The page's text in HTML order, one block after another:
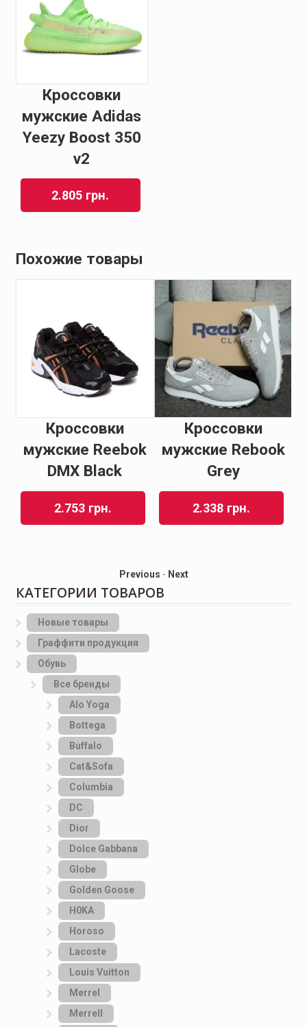
Кроссовки
мужские Adidas
Yeezy Boost 350
v2
2.805 грн.
Похожие товары
Кроссовки
мужские Reebok
DMX Black
2.753 грн.
Кроссовки
мужские Rebook
Grey
2.338 грн.
Previous - Next
КАТЕГОРИИ ТОВАРОВ
Новые товары
Граффити продукция
Обувь
Все бренды
Alo Yoga
Bottеga
Buffalo
Cat&Sofa
Columbia
DC
Dior
Dolce Gabbana
Globe
Golden Goose
H0KA
Horoso
Lacoste
Louis Vuitton
Merrel
Merrell